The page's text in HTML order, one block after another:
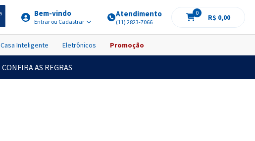
Bem-vindo
Entrar ou Cadastrar
Atendimento
(11) 2823-7066
0
R$ 0,00
Casa Inteligente Eletrônicos Promoção
CONFIRA AS REGRAS